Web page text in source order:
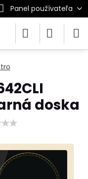
Panel používateľa
doska